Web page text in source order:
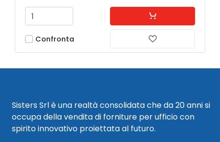
Confronta
Sisters Srl è una realtà consolidata che da 20 anni si
occupa della vendita di forniture per ufficio con
spirito innovativo proiettata al futuro.